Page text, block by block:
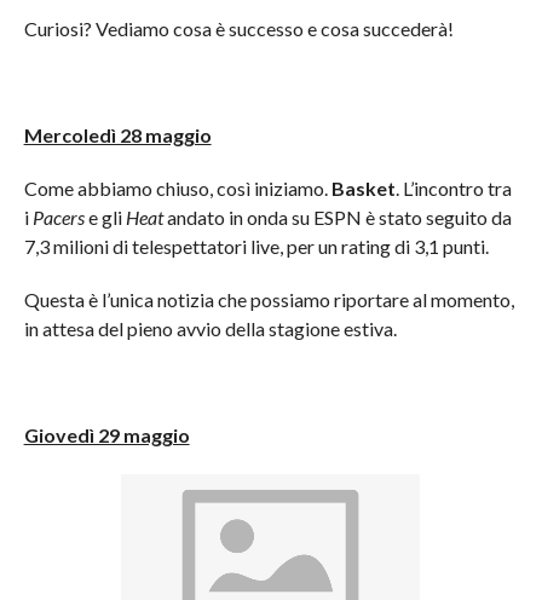
Curiosi? Vediamo cosa è successo e cosa succederà!
Mercoledì 28 maggio
Come abbiamo chiuso, così iniziamo. Basket. L’incontro tra
i Pacerse gli Heatandato in onda su ESPN è stato seguito da
7,3 milioni di telespettatori live, per un rating di 3,1 punti.
Questa è l’unica notizia che possiamo riportare al momento,
in attesa del pieno avvio della stagione estiva.
Giovedì 29 maggio